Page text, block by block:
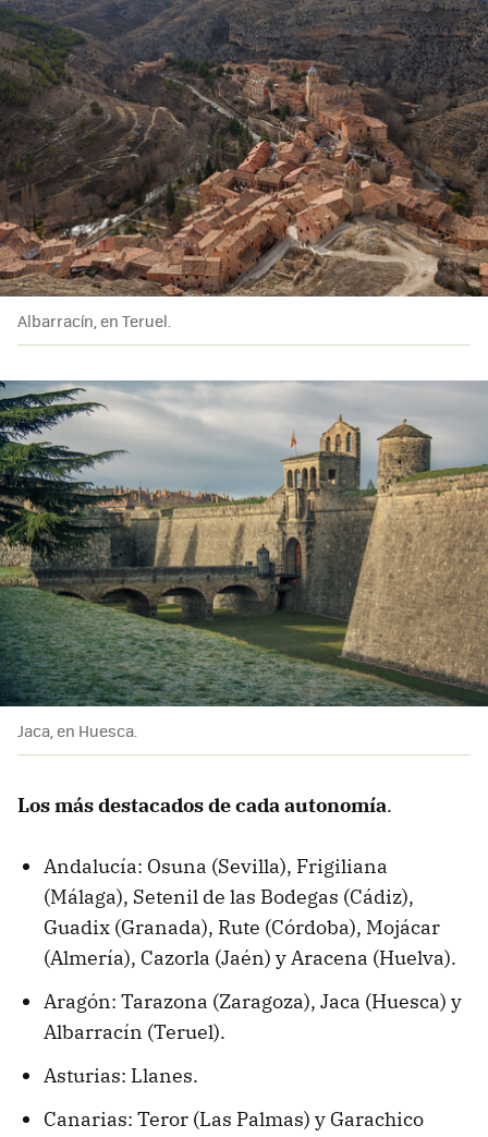
Albarracín, en Teruel.
Jaca, en Huesca.
Los más destacados de cada autonomía.
Andalucía: Osuna (Sevilla), Frigiliana
(Málaga), Setenil de las Bodegas (Cádiz),
Guadix (Granada), Rute (Córdoba), Mojácar
(Almería), Cazorla (Jaén) y Aracena (Huelva).
Aragón: Tarazona (Zaragoza), Jaca (Huesca) y
Albarracín (Teruel).
Asturias: Llanes.
Canarias: Teror (Las Palmas) y Garachico